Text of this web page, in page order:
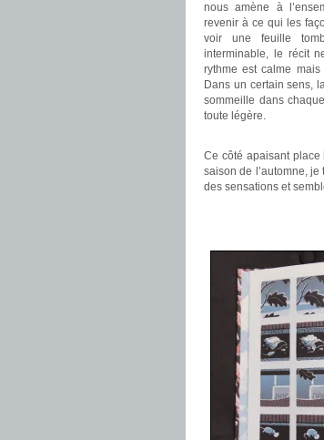
nous amène à
revenir à ce qui les
voir une feuille
interminable, le récit
rythme est calme
Dans un certain sens,
sommeille dans
toute légère.
Ce côté apaisant place
saison de l’automne,
des sensations et